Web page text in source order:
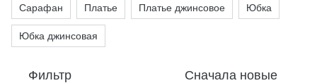
Сарафан Платье Платье джинсовое Юбка
Юбка джинсовая
Фильтр Сначала новые